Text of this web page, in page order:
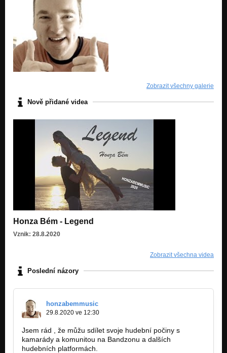
Zobrazit všechny galerie
Nově přidané videa
Honza Bém - Legend
Vznik: 28.8.2020
Zobrazit všechna videa
Poslední názory
honzabemmusic
29.8.2020 ve 12:30
Jsem rád , že můžu sdílet svoje hudební počiny s
kamarády a komunitou na Bandzonu a dalších
hudebních platformách.